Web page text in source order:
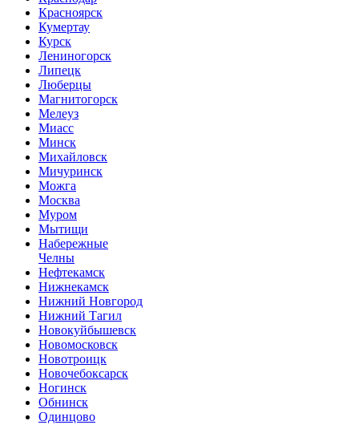
Красноярск
Кумертау
Курск
Лениногорск
Липецк
Люберцы
Магнитогорск
Мелеуз
Миасс
Минск
Михайловск
Мичуринск
Можга
Москва
Муром
Мытищи
Набережные
Челны
Нефтекамск
Нижнекамск
Нижний Новгород
Нижний Тагил
Новокуйбышевск
Новомосковск
Новотроицк
Новочебоксарск
Ногинск
Обнинск
Одинцово